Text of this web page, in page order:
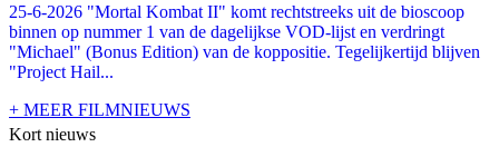
25-6-2026 "Mortal Kombat II" komt rechtstreeks uit de bioscoop
binnen op nummer 1 van de dagelijkse VOD-lijst en verdringt
"Michael" (Bonus Edition) van de koppositie. Tegelijkertijd blijven
"Project Hail...
+ MEER FILMNIEUWS
Kort nieuws